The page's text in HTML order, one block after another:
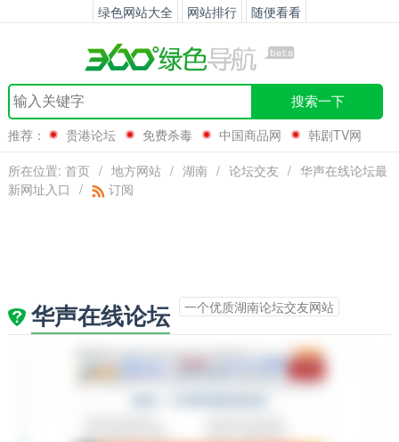
绿色网站大全 网站排行 随便看看
搜索一下
推荐： 贵港论坛 免费杀毒 中国商品网
韩剧TV网
所在位置: 首页 / 地方网站 / 湖南 / 论坛交友 / 华声在线论坛最
新网址入口 / 订阅
华声在线论坛 一个优质湖南论坛交友网站